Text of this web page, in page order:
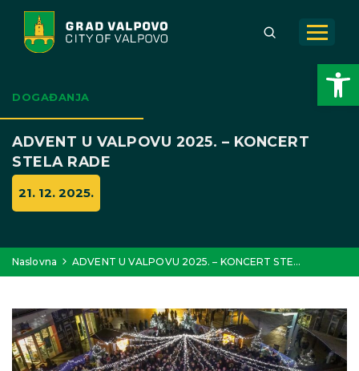
Open toolbar
DOGAĐANJA
ADVENT U VALPOVU 2025. – KONCERT
STELA RADE
21. 12. 2025.
Naslovna ADVENT U VALPOVU 2025. – KONCERT STE…